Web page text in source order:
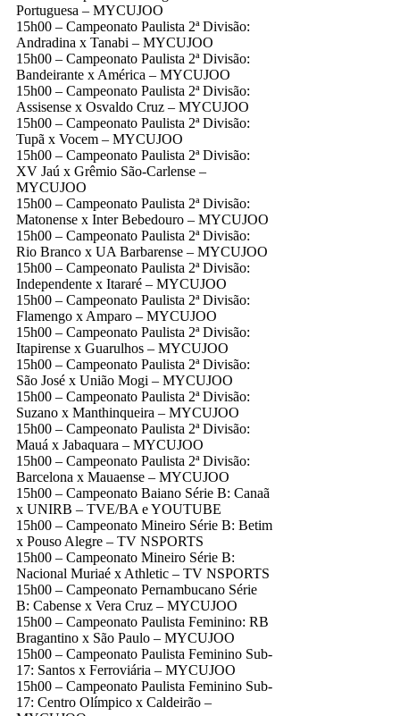
Portuguesa – MYCUJOO
15h00 – Campeonato Paulista 2ª Divisão:
Andradina x Tanabi – MYCUJOO
15h00 – Campeonato Paulista 2ª Divisão:
Bandeirante x América – MYCUJOO
15h00 – Campeonato Paulista 2ª Divisão:
Assisense x Osvaldo Cruz – MYCUJOO
15h00 – Campeonato Paulista 2ª Divisão:
Tupã x Vocem – MYCUJOO
15h00 – Campeonato Paulista 2ª Divisão:
XV Jaú x Grêmio São-Carlense –
MYCUJOO
15h00 – Campeonato Paulista 2ª Divisão:
Matonense x Inter Bebedouro – MYCUJOO
15h00 – Campeonato Paulista 2ª Divisão:
Rio Branco x UA Barbarense – MYCUJOO
15h00 – Campeonato Paulista 2ª Divisão:
Independente x Itararé – MYCUJOO
15h00 – Campeonato Paulista 2ª Divisão:
Flamengo x Amparo – MYCUJOO
15h00 – Campeonato Paulista 2ª Divisão:
Itapirense x Guarulhos – MYCUJOO
15h00 – Campeonato Paulista 2ª Divisão:
São José x União Mogi – MYCUJOO
15h00 – Campeonato Paulista 2ª Divisão:
Suzano x Manthinqueira – MYCUJOO
15h00 – Campeonato Paulista 2ª Divisão:
Mauá x Jabaquara – MYCUJOO
15h00 – Campeonato Paulista 2ª Divisão:
Barcelona x Mauaense – MYCUJOO
15h00 – Campeonato Baiano Série B: Canaã
x UNIRB – TVE/BA e YOUTUBE
15h00 – Campeonato Mineiro Série B: Betim
x Pouso Alegre – TV NSPORTS
15h00 – Campeonato Mineiro Série B:
Nacional Muriaé x Athletic – TV NSPORTS
15h00 – Campeonato Pernambucano Série
B: Cabense x Vera Cruz – MYCUJOO
15h00 – Campeonato Paulista Feminino: RB
Bragantino x São Paulo – MYCUJOO
15h00 – Campeonato Paulista Feminino Sub-
17: Santos x Ferroviária – MYCUJOO
15h00 – Campeonato Paulista Feminino Sub-
17: Centro Olímpico x Caldeirão –